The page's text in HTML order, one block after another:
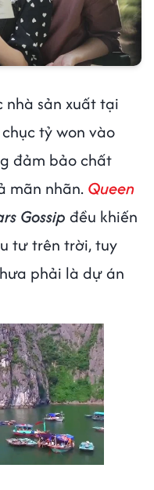
nhà sản xuất tại
tỷ won vào
đảm bảo chất
mãn nhãn. Queen
Gossip đều khiến
tư trên trời, tuy
phải là dự án
Cancel